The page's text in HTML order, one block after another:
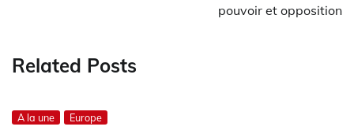
pouvoir et opposition
Related Posts
A la une Europe